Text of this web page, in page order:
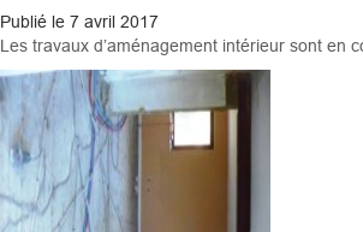
Publié le 7 avril 2017
Les travaux d’aménagement intérieur sont en